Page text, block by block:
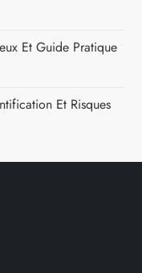
Et Guide Pratique
Et Risques